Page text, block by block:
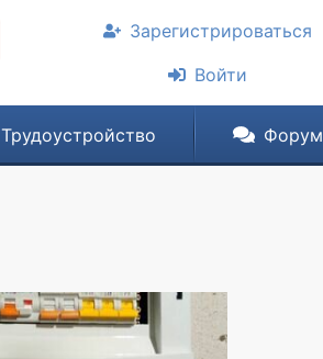
Зарегистрироваться
Войти
Трудоустройство Форум